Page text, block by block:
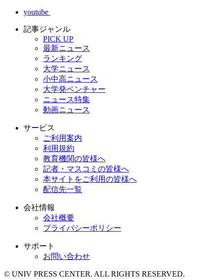
youtube
記事ジャンル
PICK UP
最新ニュース
ランキング
大学ニュース
小中高ニュース
大学発ベンチャー
ニュース特集
動画ニュース
サービス
ご利用案内
利用規約
教育機関の皆様へ
記者・マスコミの皆様へ
本サイトをご利用の皆様へ
配信先一覧
会社情報
会社概要
プライバシーポリシー
サポート
お問い合わせ
© UNIV PRESS CENTER. ALL RIGHTS RESERVED.